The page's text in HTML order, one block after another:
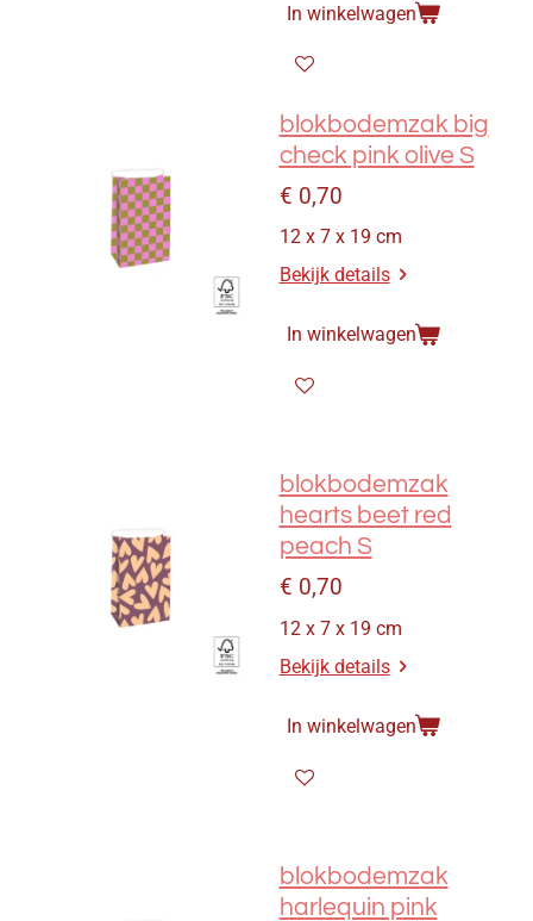
In winkelwagen
blokbodemzak big
check pink olive S
€ 0,70
12 x 7 x 19 cm
Bekijk details
In winkelwagen
blokbodemzak
hearts beet red
peach S
€ 0,70
12 x 7 x 19 cm
Bekijk details
In winkelwagen
blokbodemzak
harlequin pink